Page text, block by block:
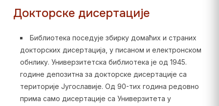
Докторске дисертације
Библиотека поседује збирку домаћих и страних
докторских дисертација, у писаном и електронском
обнлику. Универзитетска библиотека је од 1945.
године депозитна за докторске дисертације са
територије Југославије. Од 90-тих година редовно
прима само дисертације са Универзитета у
Пон–пет:
08:00–20:00
Студентска
читаоница: 08:00–
23:00
Суб:
08:00–
14:00
Нед:
Затворено
Радно време од 06. јула до 29. августа